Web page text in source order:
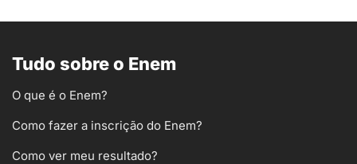
Tudo sobre o Enem
O que é o Enem?
Como fazer a inscrição do Enem?
Como ver meu resultado?